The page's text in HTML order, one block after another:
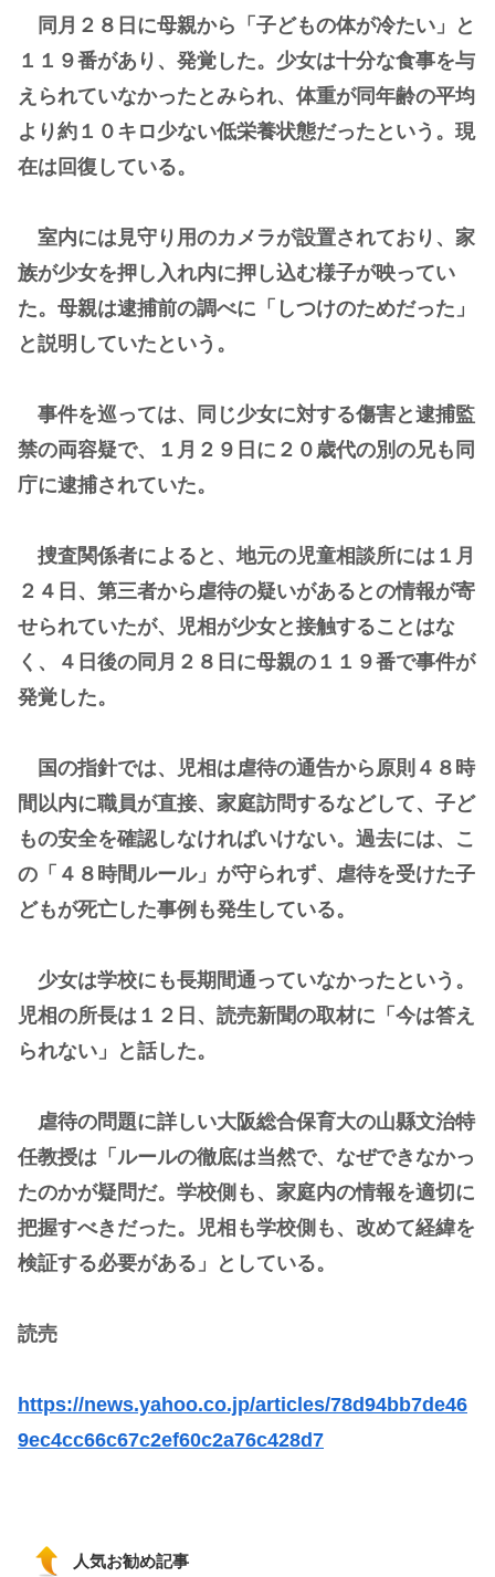
同月２８日に母親から「子どもの体が冷たい」と
１１９番があり、発覚した。少女は十分な食事を与
えられていなかったとみられ、体重が同年齢の平均
より約１０キロ少ない低栄養状態だったという。現
在は回復している。
室内には見守り用のカメラが設置されており、家
族が少女を押し入れ内に押し込む様子が映ってい
た。母親は逮捕前の調べに「しつけのためだった」
と説明していたという。
事件を巡っては、同じ少女に対する傷害と逮捕監
禁の両容疑で、１月２９日に２０歳代の別の兄も同
庁に逮捕されていた。
捜査関係者によると、地元の児童相談所には１月
２４日、第三者から虐待の疑いがあるとの情報が寄
せられていたが、児相が少女と接触することはな
く、４日後の同月２８日に母親の１１９番で事件が
発覚した。
国の指針では、児相は虐待の通告から原則４８時
間以内に職員が直接、家庭訪問するなどして、子ど
もの安全を確認しなければいけない。過去には、こ
の「４８時間ルール」が守られず、虐待を受けた子
どもが死亡した事例も発生している。
少女は学校にも長期間通っていなかったという。
児相の所長は１２日、読売新聞の取材に「今は答え
られない」と話した。
虐待の問題に詳しい大阪総合保育大の山縣文治特
任教授は「ルールの徹底は当然で、なぜできなかっ
たのかが疑問だ。学校側も、家庭内の情報を適切に
把握すべきだった。児相も学校側も、改めて経緯を
検証する必要がある」としている。
読売
https://news.yahoo.co.jp/articles/78d94bb7de46
9ec4cc66c67c2ef60c2a76c428d7
人気お勧め記事